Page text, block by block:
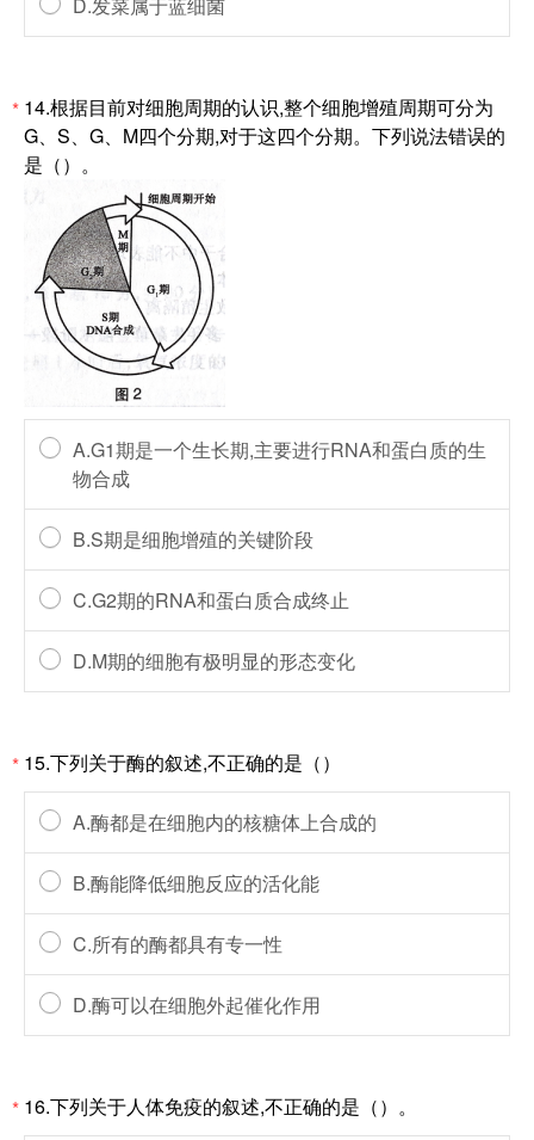
* 14.根据目前对细胞周期的认识,整个细胞增殖周期可分为
G、S、G、M四个分期,对于这四个分期。下列说法错误的
是（）。
A.G1期是一个生长期,主要进行RNA和蛋白质的生
物合成
B.S期是细胞增殖的关键阶段
C.G2期的RNA和蛋白质合成终止
D.M期的细胞有极明显的形态变化
* 15.下列关于酶的叙述,不正确的是（）
A.酶都是在细胞内的核糖体上合成的
B.酶能降低细胞反应的活化能
C.所有的酶都具有专一性
D.酶可以在细胞外起催化作用
* 16.下列关于人体免疫的叙述,不正确的是（）。